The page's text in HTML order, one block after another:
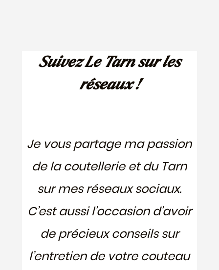
Suivez Le Tarn sur les
réseaux !
Je vous partage ma passion
de la coutellerie et du Tarn
sur mes réseaux sociaux.
C’est aussi l’occasion d’avoir
de précieux conseils sur
l’entretien de votre couteau